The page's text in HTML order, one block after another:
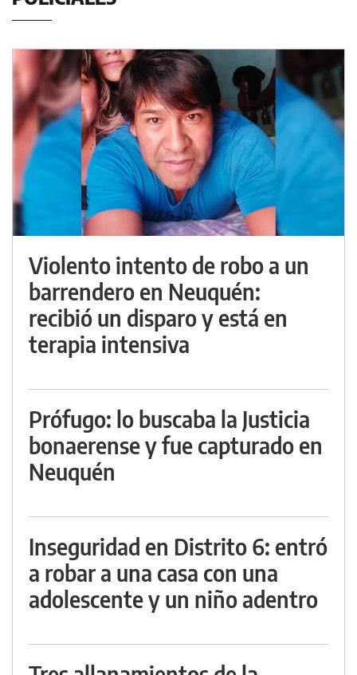
Violento intento de robo a un
barrendero en Neuquén:
recibió un disparo y está en
terapia intensiva
Prófugo: lo buscaba la Justicia
bonaerense y fue capturado en
Neuquén
Inseguridad en Distrito 6: entró
a robar a una casa con una
adolescente y un niño adentro